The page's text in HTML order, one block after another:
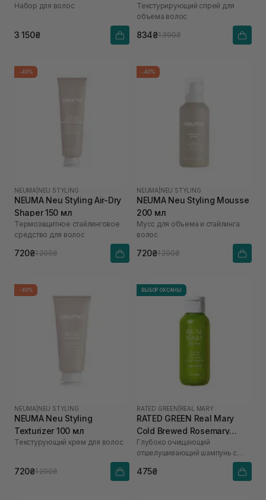
Набор для волос
3 150₴
Текстурирующий спрей для
объема волос
834₴1 390₴
-40%
NEUMA NEU STYLING
NEUMA Neu Styling Air-Dry
Shaper 150 мл
Термозащитное стайлинговое
средство для волос
720₴1 200₴
-40%
NEUMA NEU STYLING
NEUMA Neu Styling Mousse
200 мл
Мусс для объема и стайлинга
волос
720₴1 200₴
-40%
NEUMA NEU STYLING
NEUMA Neu Styling
Texturizer 100 мл
Текстурующий крем для волос
720₴1 200₴
ВЫБОР ОКСАНЫ
RATED GREEN REAL MARY
RATED GREEN Real Mary
Cold Brewed Rosemary
Exfoliating Scalp Shampoo
100 мл
Глубоко очищающий
отшелушивающий шампунь с
475₴